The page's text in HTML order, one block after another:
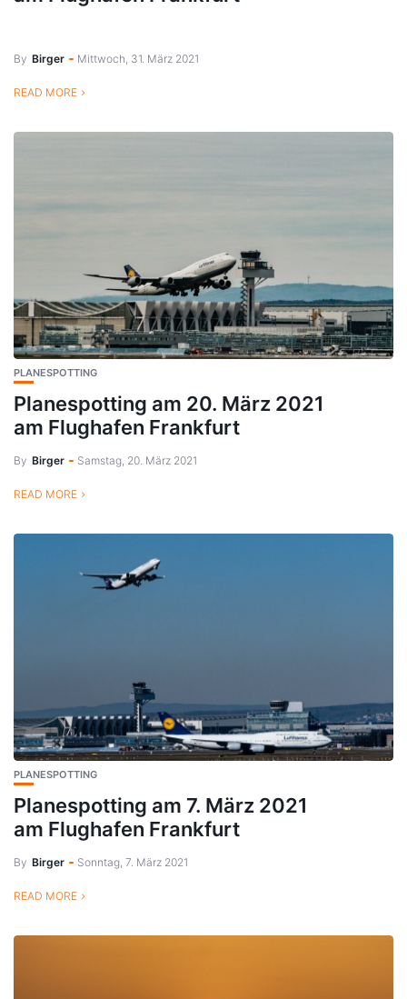
By Birger Mittwoch, 31. März 2021
READ MORE
PLANESPOTTING
Planespotting am 20. März 2021
am Flughafen Frankfurt
By Birger Samstag, 20. März 2021
READ MORE
PLANESPOTTING
Planespotting am 7. März 2021
am Flughafen Frankfurt
By Birger Sonntag, 7. März 2021
READ MORE